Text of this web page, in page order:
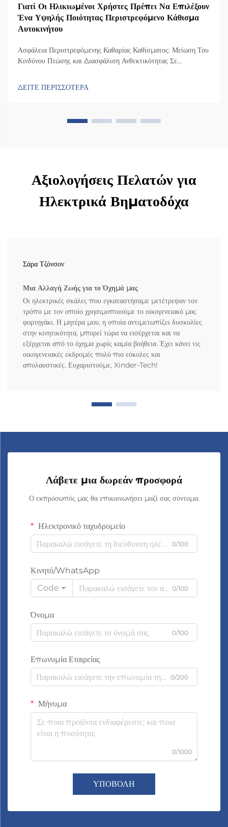
Γιατί Οι Ηλικιωμένοι Χρήστες Πρέπει Να Επιλέξουν
Ένα Υψηλής Ποιότητας Περιστρεφόμενο Κάθισμα
Αυτοκινήτου
Ασφάλεια Περιστρεφόμενης Καθαρίας Καθίσματος: Μείωση Του
Κινδύνου Πτώσης και Διασφάλιση Ανθεκτικότητας Σε
ΔΕΙΤΕ ΠΕΡΙΣΣΟΤΕΡΑ
Αξιολογήσεις Πελατών για
Ηλεκτρικά Βηματοδόχα
Σάρα Τζόνσον
Μια Αλλαγή Ζωής για το Όχημά μας
Οι ηλεκτρικές σκάλες που εγκαταστήσαμε μετέτρεψαν τον
τρόπο με τον οποίο χρησιμοποιούμε το οικογενειακό μας
φορτηγάκι. Η μητέρα μου, η οποία αντιμετωπίζει δυσκολίες
στην κινητικότητα, μπορεί τώρα να εισέρχεται και να
εξέρχεται από το όχημα χωρίς καμία βοήθεια. Έχει κάνει τις
οικογενειακές εκδρομές πολύ πιο εύκολες και
απολαυστικές. Ευχαριστούμε, Xinder-Tech!
Λάβετε μια δωρεάν προσφορά
Ο εκπρόσωπός μας θα επικοινωνήσει μαζί σας σύντομα.
Ηλεκτρονικό ταχυδρομείο
0/100
Κινητό/WhatsApp
Code
0/100
Όνομα
0/100
Επωνυμία Εταιρείας
0/200
Μήνυμα
0/1000
ΥΠΟΒΟΛΗ